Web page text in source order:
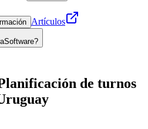
Artículos
de turnos